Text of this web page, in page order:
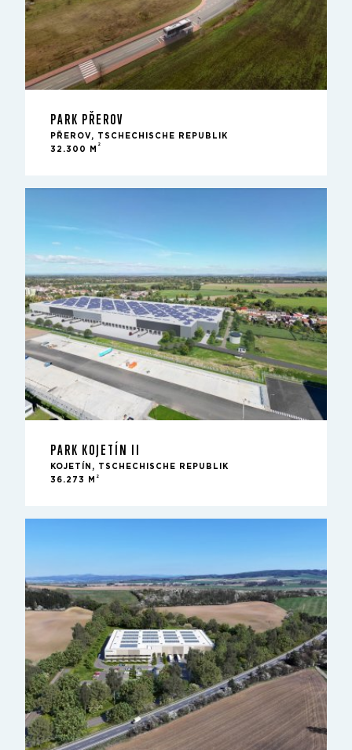
PARK PŘEROV
PŘEROV, TSCHECHISCHE REPUBLIK
32.300 M
2
PARK KOJETÍN II
KOJETÍN, TSCHECHISCHE REPUBLIK
36.273 M
2